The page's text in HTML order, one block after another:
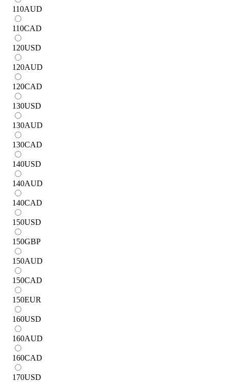
110AUD
110CAD
120USD
120AUD
120CAD
130USD
130AUD
130CAD
140USD
140AUD
140CAD
150USD
150GBP
150AUD
150CAD
150EUR
160USD
160AUD
160CAD
170USD